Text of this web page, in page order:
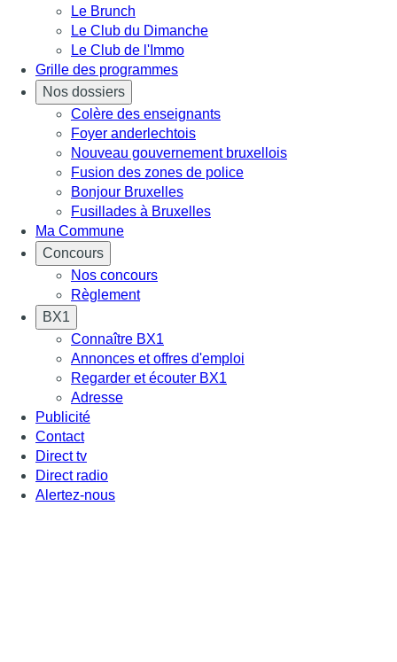
Le Brunch
Le Club du Dimanche
Le Club de l'Immo
Grille des programmes
Nos dossiers
Colère des enseignants
Foyer anderlechtois
Nouveau gouvernement bruxellois
Fusion des zones de police
Bonjour Bruxelles
Fusillades à Bruxelles
Ma Commune
Concours
Nos concours
Règlement
BX1
Connaître BX1
Annonces et offres d'emploi
Regarder et écouter BX1
Adresse
Publicité
Contact
Direct tv
Direct radio
Alertez-nous